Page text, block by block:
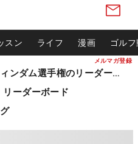
メルマガ登録
スン ライフ 漫画 ゴル
松山英樹ら出場 ウィンダム選手権のリーダーボード
ーダーボード